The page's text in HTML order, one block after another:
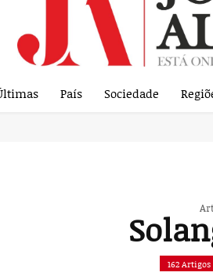
País Sociedade
162